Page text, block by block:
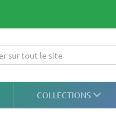
COLLECTIONS